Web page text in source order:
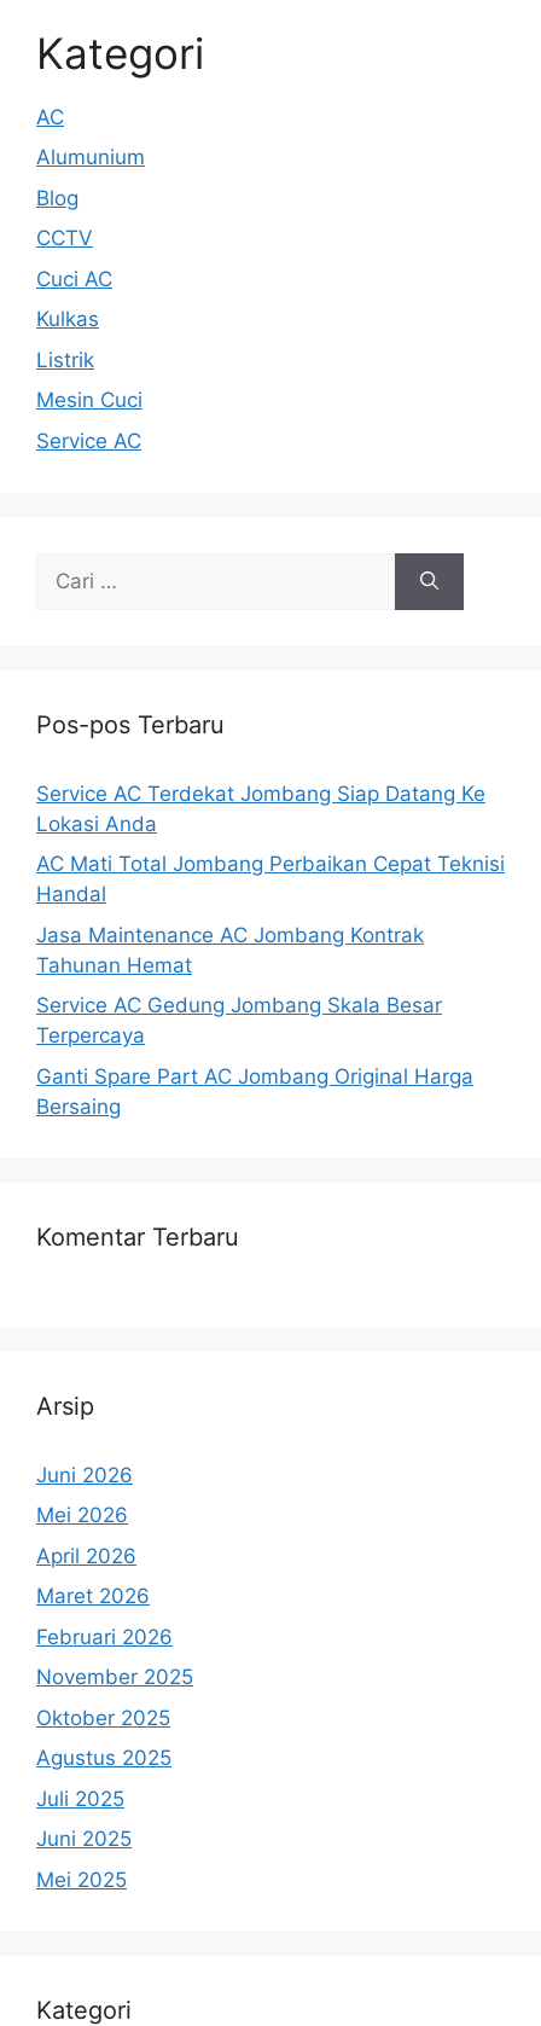
Kategori
AC
Alumunium
Blog
CCTV
Cuci AC
Kulkas
Listrik
Mesin Cuci
Service AC
untuk:
Pos-pos Terbaru
Service AC Terdekat Jombang Siap Datang Ke
Lokasi Anda
AC Mati Total Jombang Perbaikan Cepat Teknisi
Handal
Jasa Maintenance AC Jombang Kontrak
Tahunan Hemat
Service AC Gedung Jombang Skala Besar
Terpercaya
Ganti Spare Part AC Jombang Original Harga
Bersaing
Komentar Terbaru
Arsip
Juni 2026
Mei 2026
April 2026
Maret 2026
Februari 2026
November 2025
Oktober 2025
Agustus 2025
Juli 2025
Juni 2025
Mei 2025
Kategori